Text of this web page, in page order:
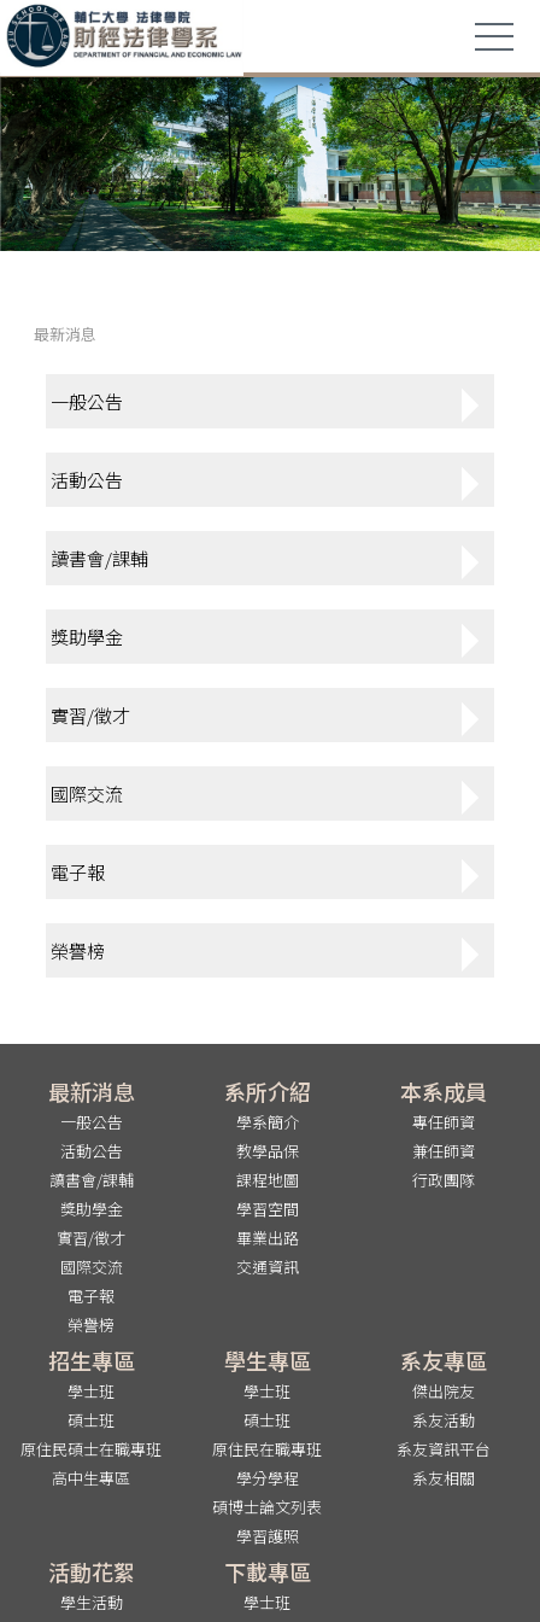
最新消息
一般公告
活動公告
讀書會/課輔
獎助學金
實習/徵才
國際交流
電子報
榮譽榜
最新消息
一般公告
活動公告
讀書會/課輔
獎助學金
實習/徵才
國際交流
電子報
榮譽榜
系所介紹
學系簡介
教學品保
課程地圖
學習空間
畢業出路
交通資訊
本系成員
專任師資
兼任師資
行政團隊
招生專區
學士班
碩士班
原住民碩士在職專班
高中生專區
學生專區
學士班
碩士班
原住民在職專班
學分學程
碩博士論文列表
學習護照
系友專區
傑出院友
系友活動
系友資訊平台
系友相關
活動花絮
學生活動
下載專區
學士班